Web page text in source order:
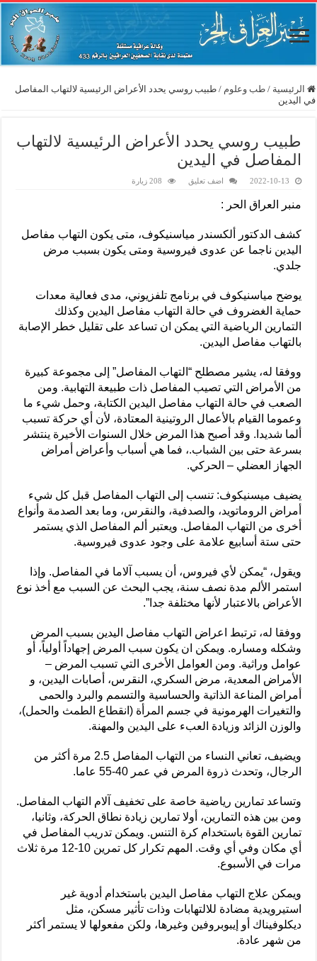
الرئيسية / طب وعلوم / طبيب روسي يحدد الأعراض الرئيسية لالتهاب المفاصل
في اليدين
طبيب روسي يحدد الأعراض الرئيسية لالتهاب
المفاصل في اليدين
2022-10-13 اضف تعليق 208 زيارة
منبر العراق الحر :
كشف الدكتور ألكسندر مياسنيكوف، متى يكون التهاب مفاصل
اليدين ناجما عن عدوى فيروسية ومتى يكون بسبب مرض
جلدي.
يوضح مياسنيكوف في برنامج تلفزيوني، مدى فعالية معدات
حماية الغضروف في حالة التهاب مفاصل اليدين وكذلك
التمارين الرياضية التي يمكن ان تساعد على تقليل خطر الإصابة
بالتهاب مفاصل اليدين.
ووفقا له، يشير مصطلح “التهاب المفاصل” إلى مجموعة كبيرة
من الأمراض التي تصيب المفاصل ذات طبيعة التهابية. ومن
الصعب في حالة التهاب مفاصل اليدين الكتابة، وحمل شيء ما
وعموما القيام بالأعمال الروتينية المعتادة، لأن أي حركة تسبب
ألما شديدا. وقد أصبح هذا المرض خلال السنوات الأخيرة ينتشر
بسرعة حتى بين الشباب.، فما هي أسباب وأعراض أمراض
الجهاز العضلي – الحركي.
يضيف ميسنيكوف: تنسب إلى التهاب المفاصل قبل كل شيء
أمراض الروماتويد، والصدفية، والنقرس، وما بعد الصدمة وأنواع
أخرى من التهاب المفاصل. ويعتبر ألم المفاصل الذي يستمر
حتى ستة أسابيع علامة على وجود عدوى فيروسية.
ويقول، “يمكن لأي فيروس، أن يسبب آلاما في المفاصل. وإذا
استمر الألم مدة نصف سنة، يجب البحث عن السبب مع أخذ نوع
الأعراض بالاعتبار لأنها مختلفة جدا”.
ووفقا له، ترتبط اعراض التهاب مفاصل اليدين بسبب المرض
وشكله ومساره. ويمكن ان يكون سبب المرض إجهاداً أولياً، أو
عوامل وراثية. ومن العوامل الأخرى التي تسبب المرض –
الأمراض المعدية، مرض السكري، النقرس، أصابات اليدين، و
أمراض المناعة الذاتية والحساسية والتسمم والبرد والحمى
والتغيرات الهرمونية في جسم المرأة (انقطاع الطمث والحمل)،
والوزن الزائد وزيادة العبء على اليدين والمهنة.
ويضيف، تعاني النساء من التهاب المفاصل 2.5 مرة أكثر من
الرجال، وتحدث ذروة المرض في عمر 40-55 عاما.
وتساعد تمارين رياضية خاصة على تخفيف آلام التهاب المفاصل.
ومن بين هذه التمارين، أولا تمارين زيادة نطاق الحركة، وثانيا،
تمارين القوة باستخدام كرة التنس. ويمكن تدريب المفاصل في
أي مكان وفي أي وقت. المهم تكرار كل تمرين 10-12 مرة ثلاث
مرات في الأسبوع.
ويمكن علاج التهاب مفاصل اليدين باستخدام أدوية غير
استيرويدية مضادة للالتهابات وذات تأثير مسكن، مثل
ديكلوفيناك أو إيبوبروفين وغيرها، ولكن مفعولها لا يستمر أكثر
من شهر عادة.